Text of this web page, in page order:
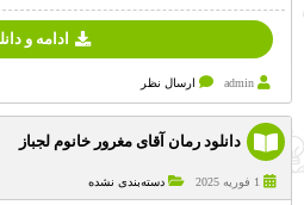
ادامه و
admin ارسال نظر
دانلود رمان آقای مغرور خانوم لجباز
1 فوریه 2025 دسته‌بندی نشده